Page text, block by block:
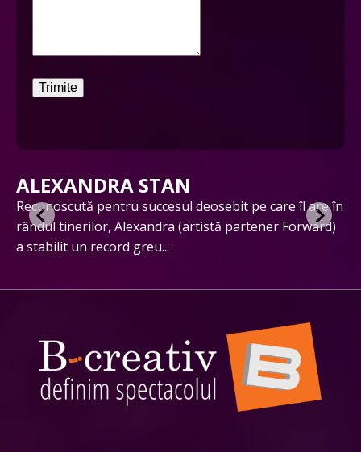
Trimite
ALEXANDRA STAN
Recunoscută pentru succesul deosebit pe care îl are în
rândul tinerilor, Alexandra (artistă partener Forward)
a stabilit un record greu...